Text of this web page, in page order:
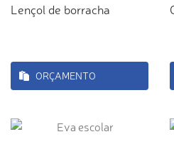
Lençol de borracha
ORÇAMENTO